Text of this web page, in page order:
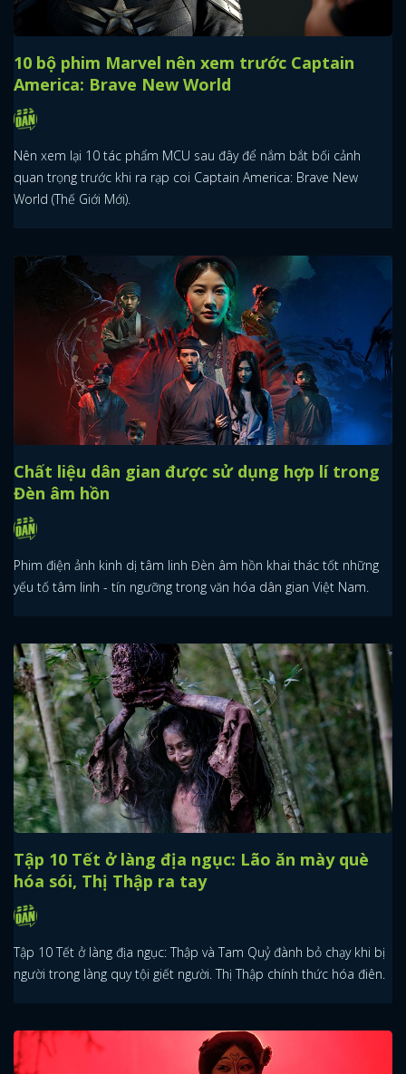
10 bộ phim Marvel nên xem trước Captain
America: Brave New World
Nên xem lại 10 tác phẩm MCU sau đây để nắm bắt bối cảnh
quan trọng trước khi ra rạp coi Captain America: Brave New
World (Thế Giới Mới).
Chất liệu dân gian được sử dụng hợp lí trong
Đèn âm hồn
Phim điện ảnh kinh dị tâm linh Đèn âm hồn khai thác tốt những
yếu tố tâm linh - tín ngưỡng trong văn hóa dân gian Việt Nam.
Tập 10 Tết ở làng địa ngục: Lão ăn mày què
hóa sói, Thị Thập ra tay
Tập 10 Tết ở làng địa ngục: Thập và Tam Quỷ đành bỏ chạy khi bị
người trong làng quy tội giết người. Thị Thập chính thức hóa điên.